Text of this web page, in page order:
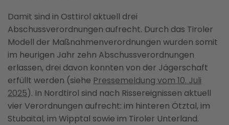
Damit sind in Osttirol aktuell drei
Abschussverordnungen aufrecht. Durch das Tiroler
Modell der Maßnahmenverordnungen wurden somit
im heurigen Jahr zehn Abschussverordnungen
erlassen, drei davon konnten von der Jägerschaft
erfüllt werden (siehe Pressemeldung vom 10. Juli
2025). In Nordtirol sind nach Rissereignissen aktuell
vier Verordnungen aufrecht: im hinteren Ötztal, im
Stubaital, im Wipptal sowie im Tiroler Unterland.